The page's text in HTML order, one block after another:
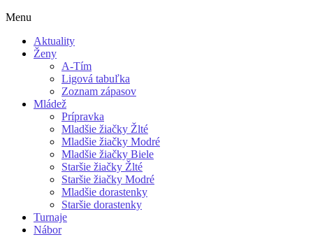
Menu
Aktuality
Ženy
A-Tím
Ligová tabuľka
Zoznam zápasov
Mládež
Prípravka
Mladšie žiačky Žlté
Mladšie žiačky Modré
Mladšie žiačky Biele
Staršie žiačky Žlté
Staršie žiačky Modré
Mladšie dorastenky
Staršie dorastenky
Turnaje
Nábor